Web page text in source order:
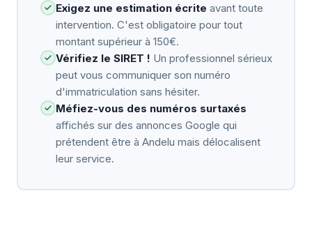
Exigez une estimation écrite avant toute
intervention. C'est obligatoire pour tout
montant supérieur à 150€.
Vérifiez le SIRET ! Un professionnel sérieux
peut vous communiquer son numéro
d'immatriculation sans hésiter.
Méfiez-vous des numéros surtaxés
affichés sur des annonces Google qui
prétendent être à Andelu mais délocalisent
leur service.